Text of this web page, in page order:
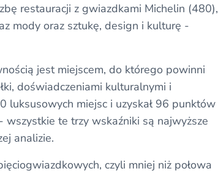
restauracji z gwiazdkami Michelin (480),
mody oraz sztukę, design i kulturę -
jest miejscem, do którego powinni
doświadczeniami kulturalnymi i
luksusowych miejsc i uzyskał 96 punktów
te trzy wskaźniki są najwyższe
analizie.
czyli mniej niż połowa